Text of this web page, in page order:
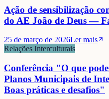
Ação de sensibilização
do AE João de Deus —
25 de março de 2026Ler mais
Relações Interculturais
Conferência "O que
Planos Municipais de
Boas práticas e desafios"